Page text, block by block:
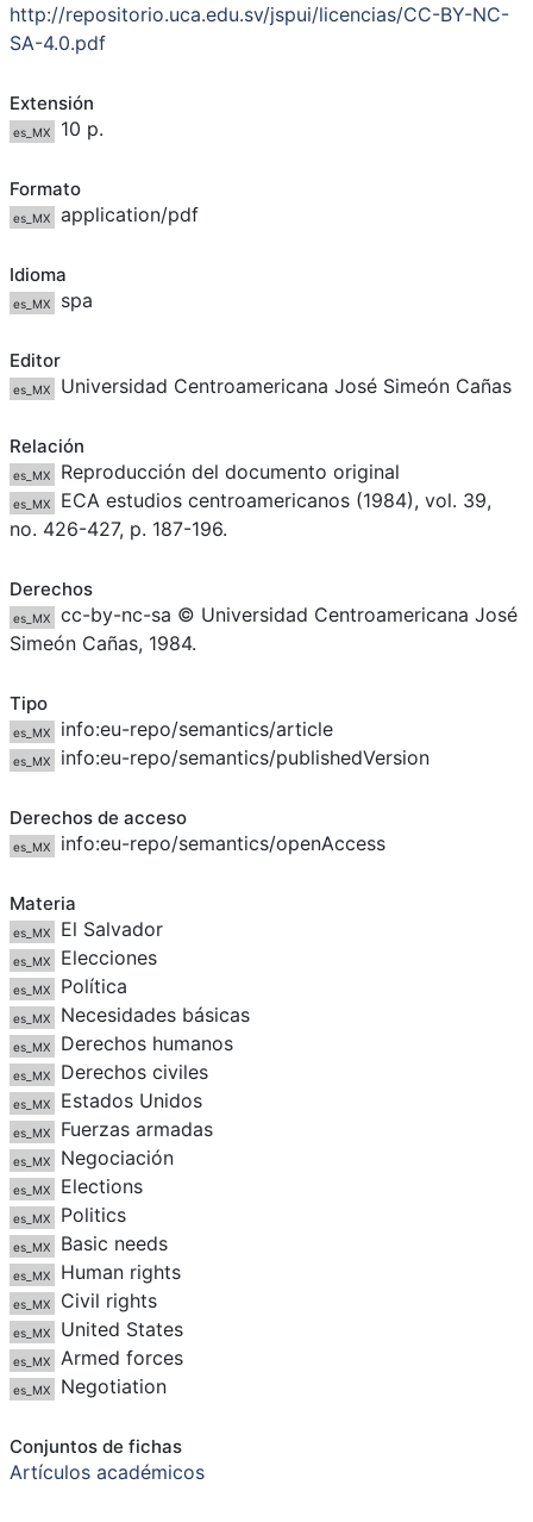
http://repositorio.uca.edu.sv/jspui/licencias/CC-BY-NC-
SA-4.0.pdf
Extensión
es_MX 10 p.
Formato
es_MX application/pdf
Idioma
es_MX spa
Editor
es_MX Universidad Centroamericana José Simeón Cañas
Relación
es_MX Reproducción del documento original
es_MX
ECA estudios centroamericanos (1984), vol. 39,
no. 426-427, p. 187-196.
Derechos
es_MX
cc-by-nc-sa © Universidad Centroamericana José
Simeón Cañas, 1984.
Tipo
es_MX info:eu-repo/semantics/article
es_MX info:eu-repo/semantics/publishedVersion
Derechos de acceso
es_MX info:eu-repo/semantics/openAccess
Materia
es_MX El Salvador
es_MX Elecciones
es_MX Política
es_MX Necesidades básicas
es_MX Derechos humanos
es_MX Derechos civiles
es_MX Estados Unidos
es_MX Fuerzas armadas
es_MX Negociación
es_MX Elections
es_MX Politics
es_MX Basic needs
es_MX Human rights
es_MX Civil rights
es_MX United States
es_MX Armed forces
es_MX Negotiation
Conjuntos de fichas
Artículos académicos